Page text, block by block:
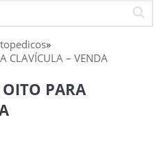
»
CLAVÍCULA – VENDA
PARA